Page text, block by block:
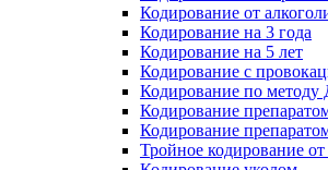
Кодирование от
Кодирование на 3 года
Кодирование на 5 лет
Кодирование с
Кодирование по методу
Кодирование
Кодирование
Тройное кодирование от